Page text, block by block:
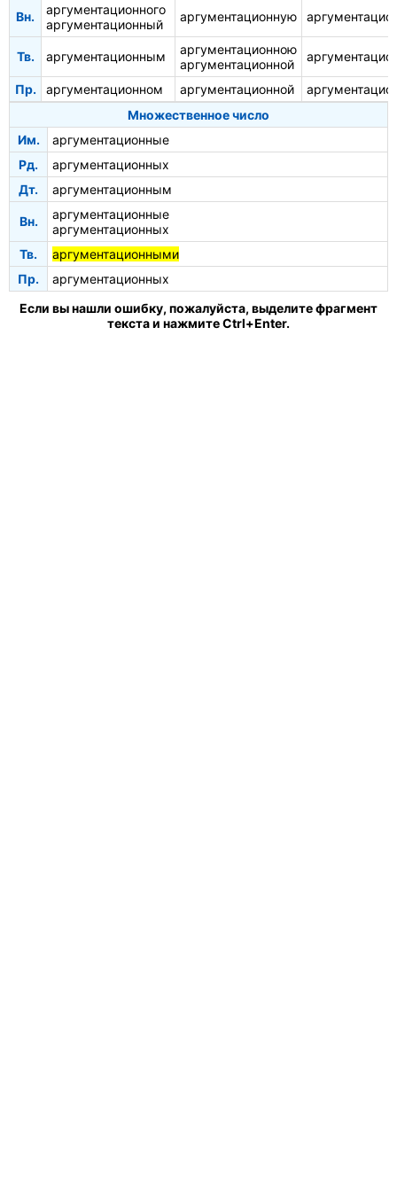
Вн.
аргументационного
аргументационный
аргументационную
Тв. аргументационным
аргументационною
аргументационной
Пр. аргументационном аргументационной
Множественное число
Им.
аргументационные
Рд.
аргументационных
Дт.
аргументационным
Вн.
аргументационные
аргументационных
Тв.
аргументационными
Пр.
аргументационных
Если вы нашли ошибку, пожалуйста, выделите фрагмент
текста и нажмите Ctrl+Enter.